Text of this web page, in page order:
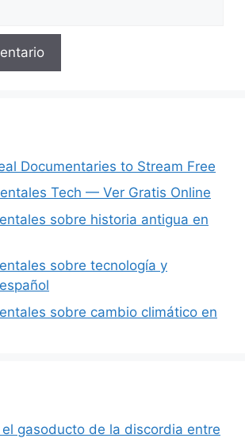
Documentaries to Stream Free
Tech — Ver Gratis Online
sobre historia antigua en
sobre tecnología y
sobre cambio climático en
gasoducto de la discordia entre